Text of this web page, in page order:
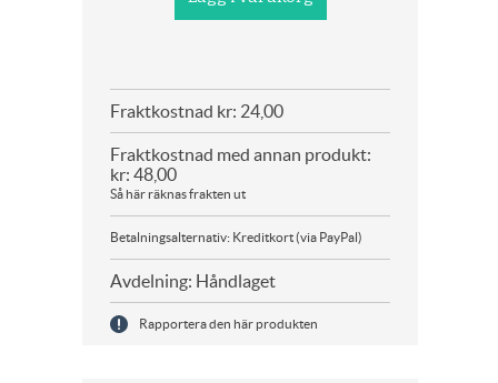
Fraktkostnad kr: 24,00
Fraktkostnad med annan produkt:
kr: 48,00
Så här räknas frakten ut
Betalningsalternativ: Kreditkort (via PayPal)
Avdelning: Håndlaget
Rapportera den här produkten